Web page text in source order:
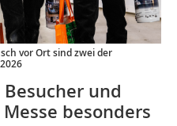
vor Ort sind zwei der
und
besonders